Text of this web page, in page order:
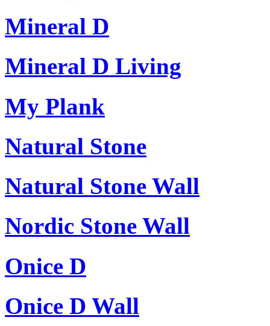
Mineral D
Mineral D Living
My Plank
Natural Stone
Natural Stone Wall
Nordic Stone Wall
Onice D
Onice D Wall